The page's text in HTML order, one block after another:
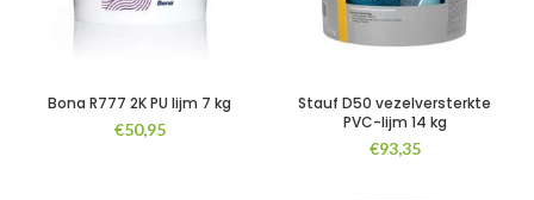
Bona R777 2K PU lijm 7 kg
€50,95
Stauf D50 vezelversterkte
PVC-lijm 14 kg
€93,35